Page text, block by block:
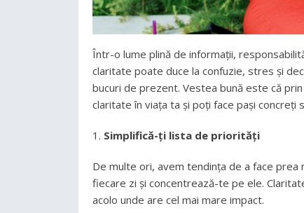
Într-o lume plină de informații,
claritate poate duce la confuzie, stres și
bucuri de prezent. Vestea bună este că
claritate în viața ta și poți face pași concreți
Simplifică-ți lista de priorități
De multe ori, avem tendința de a face
fiecare zi și concentrează-te pe ele.
acolo unde are cel mai mare impact.